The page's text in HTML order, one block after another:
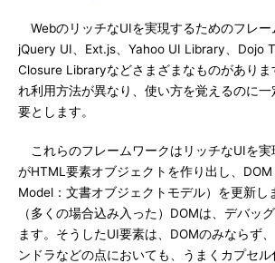
WebのリッチなUIを実現するためのフレー
jQuery UI、Ext.js、Yahoo UI Library、Dojo
Closure Libraryなどさまざまなものがあり
れ利用方法が異なり、使い方を覚えるのに
要とします。
これらのフレームワークはリッチなUIを実
がHTML要素オブジェクトを作り出し、
Model：文書オブジェクトモデル）を更新し
（多くの場合込み入った）DOMは、デバッ
ます。そうしたUI要素は、DOMのみならず
ンドラなどの点においても、うまくカプセ